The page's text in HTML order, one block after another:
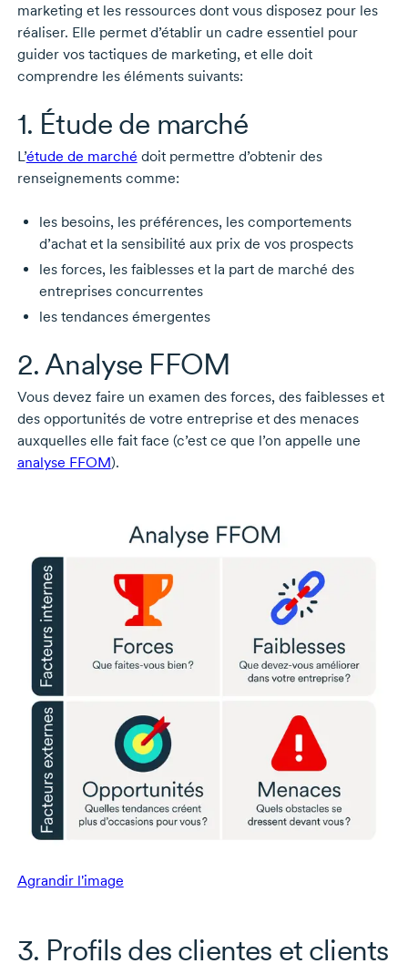
marketing et les ressources dont vous disposez pour les
réaliser. Elle permet d’établir un cadre essentiel pour
guider vos tactiques de marketing, et elle doit
comprendre les éléments suivants:
1. Étude de marché
L’étude de marché doit permettre d’obtenir des
renseignements comme:
les besoins, les préférences, les comportements
d’achat et la sensibilité aux prix de vos prospects
les forces, les faiblesses et la part de marché des
entreprises concurrentes
les tendances émergentes
2. Analyse FFOM
Vous devez faire un examen des forces, des faiblesses et
des opportunités de votre entreprise et des menaces
auxquelles elle fait face (c’est ce que l’on appelle une
analyse FFOM).
Agrandir l'image
3. Profils des clientes et clients